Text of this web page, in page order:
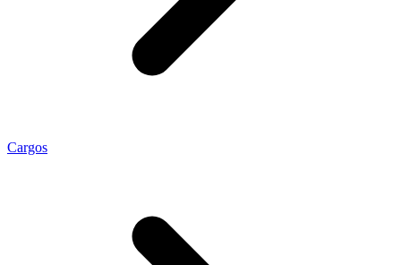
Cargos